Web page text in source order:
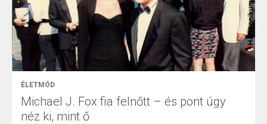
ÉLETMÓD
Michael J. Fox fia felnőtt – és pont úgy
néz ki, mint ő